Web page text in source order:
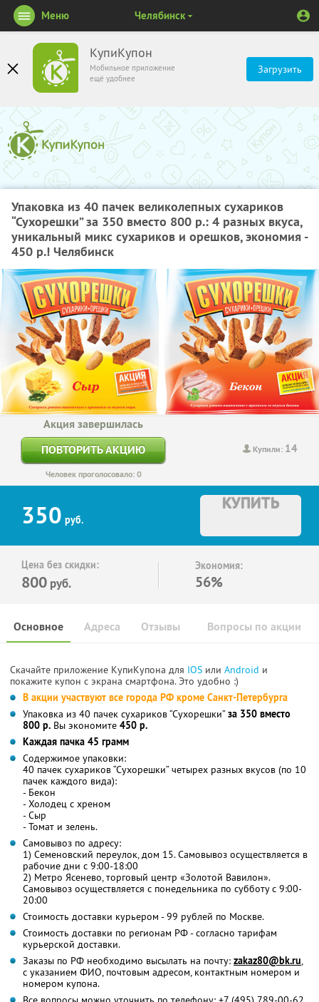
КупиКупон
Мобильное приложение
ещё удобнее
Загрузить
Меню Челябинск
Упаковка из 40 пачек великолепных сухариков
“Сухорешки” за 350 вместо 800 р.: 4 разных вкуса,
уникальный микс сухариков и орешков, экономия -
450 р.! Челябинск
Купили: 14
Акция завершилась
ПОВТОРИТЬ АКЦИЮ
Человек проголосовало: 0
350 руб.
КУПИТЬ
Цена без скидки:
800 руб.
Экономия:
56%
Основное Отзывы Вопросы по акции
Адреса
Скачайте приложение КупиКупона для IOS или Android и
покажите купон с экрана смартфона. Это удобно :)
В акции участвуют все города РФ кроме Санкт-Петербурга
Упаковка из 40 пачек сухариков “Сухорешки”за 350 вместо
800 р. Вы экономите 450 р.
Каждая пачка 45 грамм
Содержимое упаковки:
40 пачек сухариков “Сухорешки” четырех разных вкусов (по 10
пачек каждого вида):
- Бекон
- Холодец с хреном
- Сыр
- Томат и зелень.
Самовывоз по адресу:
1) Семеновский переулок, дом 15. Самовывоз осуществляется в
рабочие дни с 9:00-18:00
2) Метро Ясенево, торговый центр «Золотой Вавилон».
Самовывоз осуществляется с понедельника по субботу с 9:00-
20:00
Стоимость доставки курьером - 99 рублей по Москве.
Стоимость доставки по регионам РФ - согласно тарифам
курьерской доставки.
Заказы по РФ необходимо высылать на почту: zakaz80@bk.ru,
с указанием ФИО, почтовым адресом, контактным номером и
номером купона.